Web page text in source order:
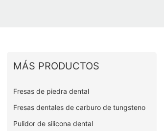
MÁS PRODUCTOS
Fresas de piedra dental
Fresas dentales de carburo de tungsteno
Pulidor de silicona dental